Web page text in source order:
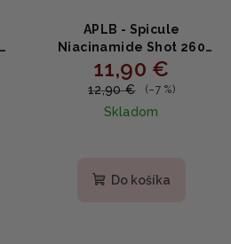
APLB - Spicule
Niacinamide Shot 260
Cream - Krém s
niacínamidom a
extraktmi 55ml
11,90 €
12,90 € (–7 %)
Skladom
Do košíka